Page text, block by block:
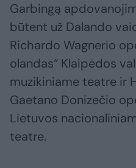
Garbingą
būtent už Dalando
Richardo Wagnerio
olandas“ Klaipėdos
muzikiniame teatre ir
Gaetano Donizečio
Lietuvos
teatre.